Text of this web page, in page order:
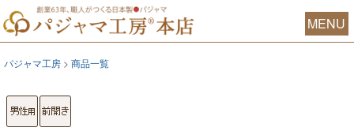
MENU
パジャマ工房 商品一覧